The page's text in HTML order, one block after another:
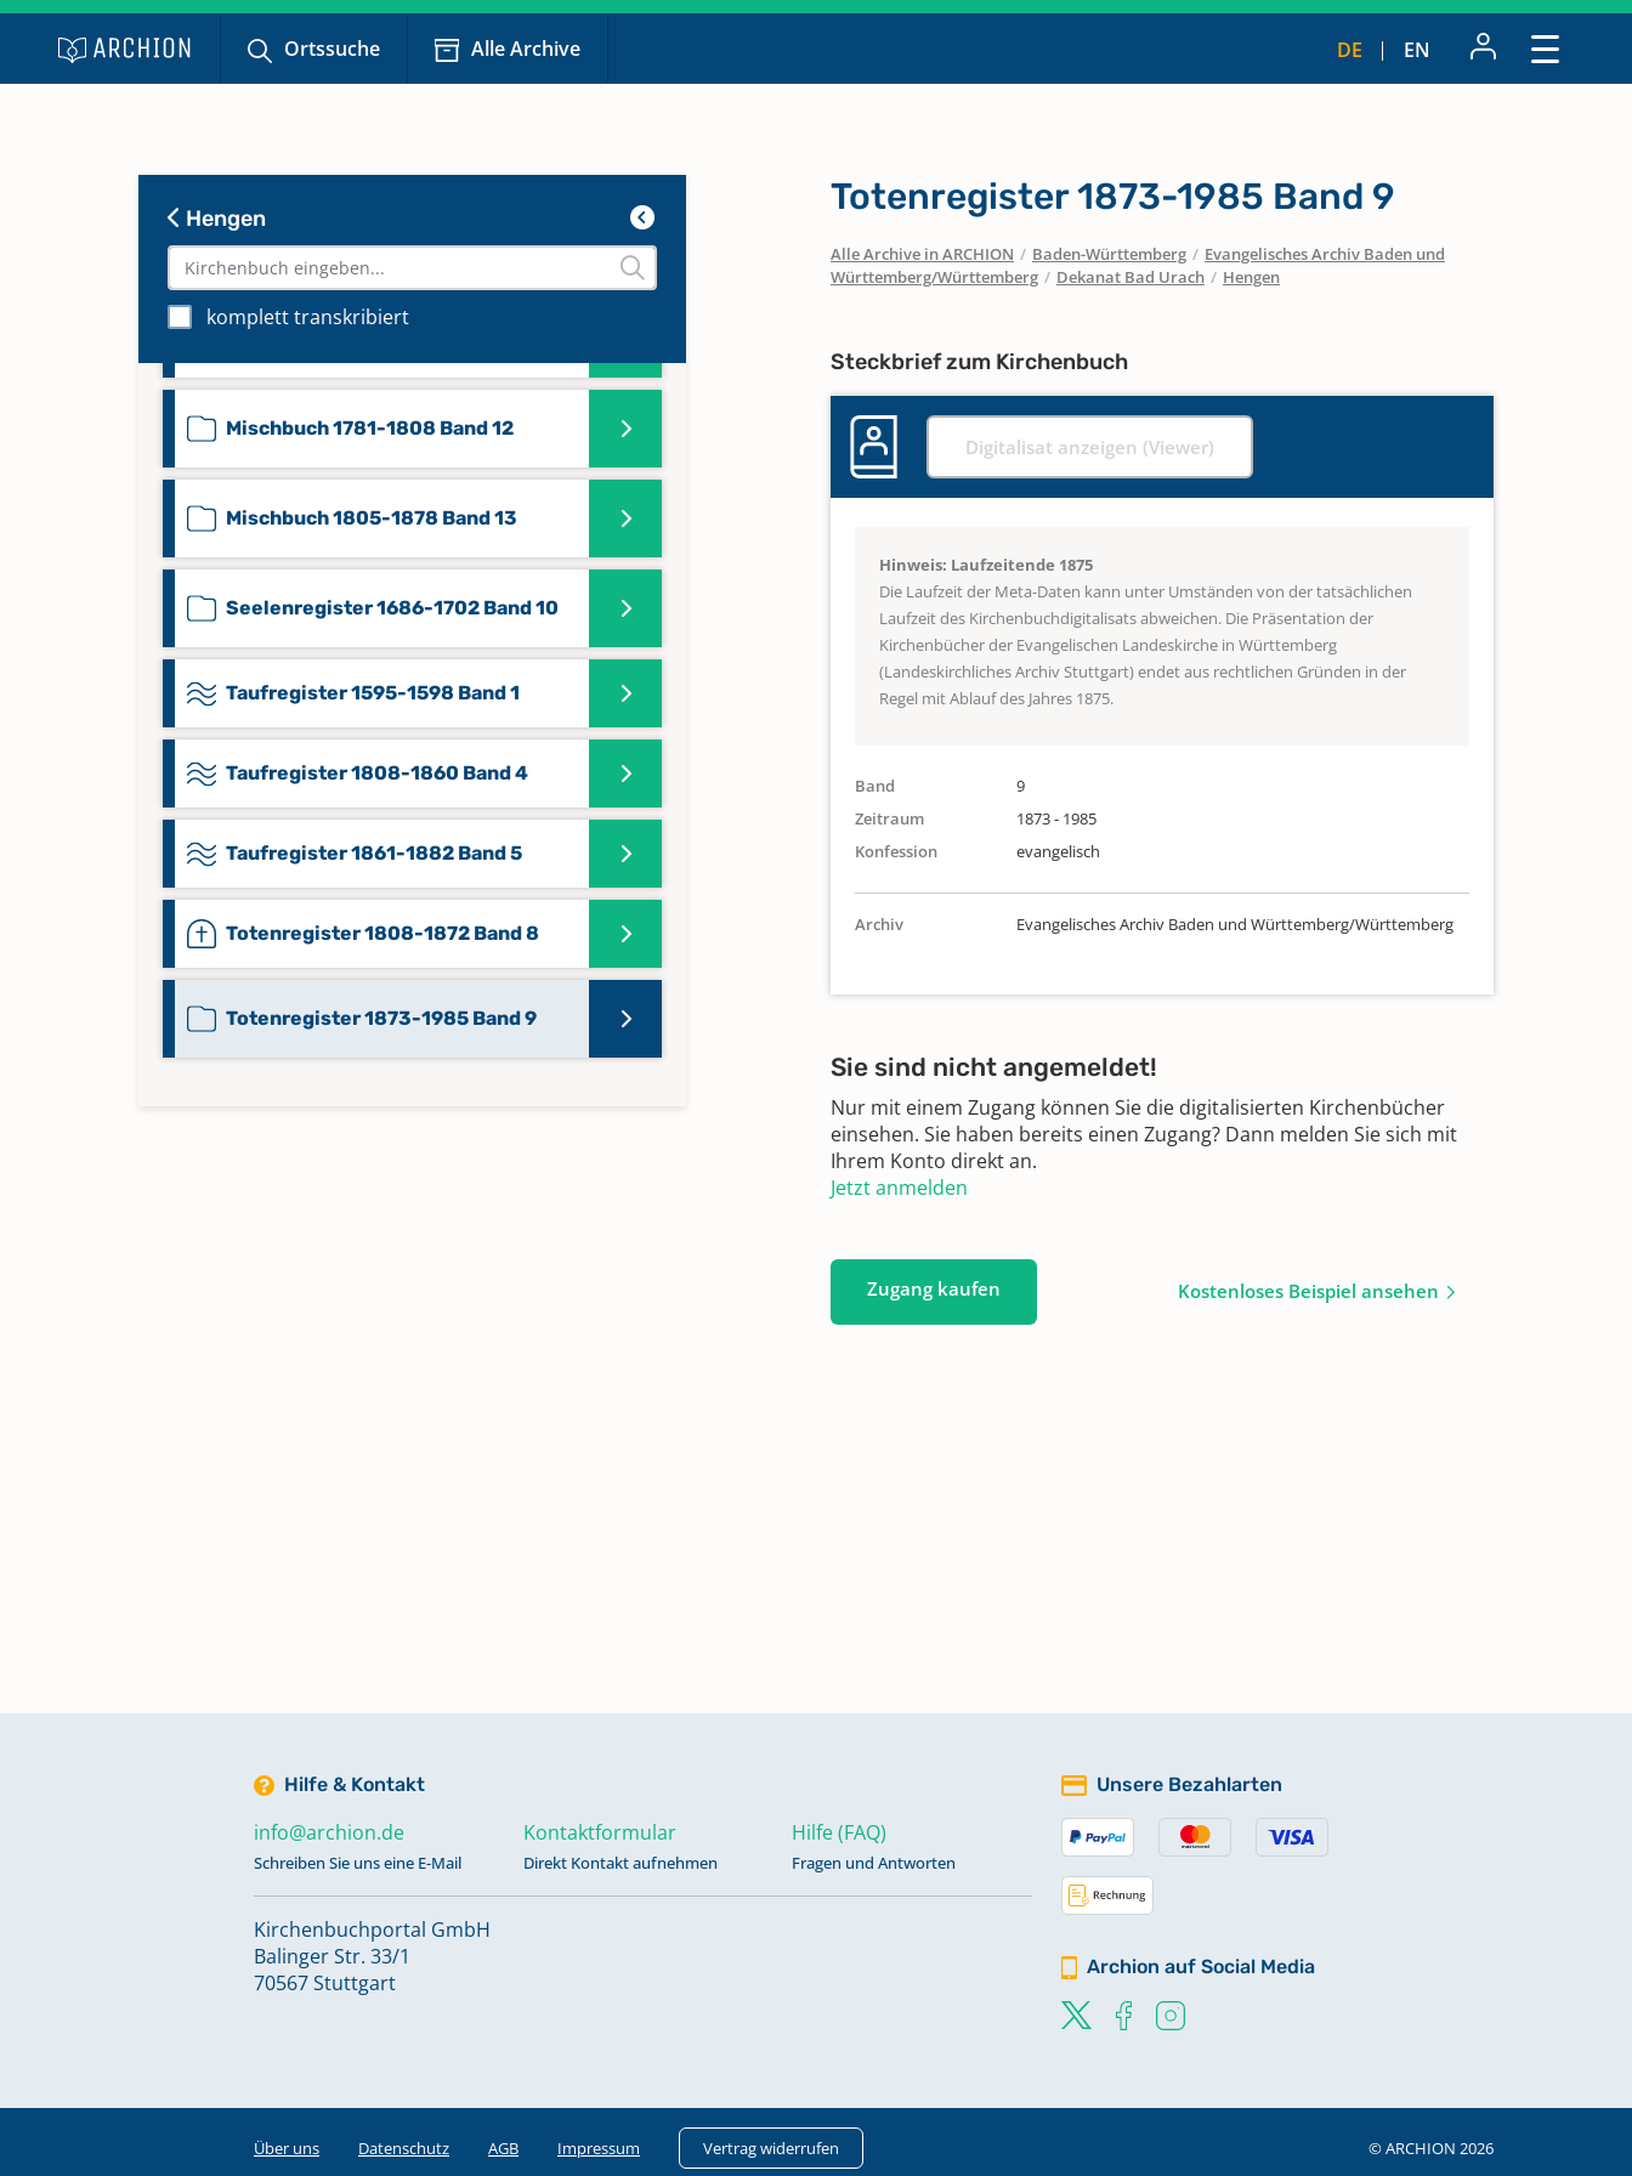
Ortssuche Alle Archive DE EN
Hengen
komplett transkribiert
Familienregister 1868 Band 16
Mischbuch 1735-1782 Band 11
Mischbuch 1781-1808 Band 12
Mischbuch 1805-1878 Band 13
Seelenregister 1686-1702 Band 10
Taufregister 1595-1598 Band 1
Taufregister 1808-1860 Band 4
Taufregister 1861-1882 Band 5
Totenregister 1808-1872 Band 8
Totenregister 1873-1985 Band 9
Totenregister 1873-1985 Band 9
Alle Archive in ARCHION / Baden-Württemberg / Evangelisches Archiv Baden und
Württemberg/Württemberg / Dekanat Bad Urach / Hengen
Steckbrief zum Kirchenbuch
Digitalisat anzeigen (Viewer)
Hinweis: Laufzeitende 1875
Die Laufzeit der Meta-Daten kann unter Umständen von der tatsächlichen
Laufzeit des Kirchenbuchdigitalisats abweichen. Die Präsentation der
Kirchenbücher der Evangelischen Landeskirche in Württemberg
(Landeskirchliches Archiv Stuttgart) endet aus rechtlichen Gründen in der
Regel mit Ablauf des Jahres 1875.
Band
9
Zeitraum
1873 - 1985
Konfession
evangelisch
Archiv Evangelisches Archiv Baden und Württemberg/Württemberg
Sie sind nicht angemeldet!
Nur mit einem Zugang können Sie die digitalisierten Kirchenbücher
einsehen. Sie haben bereits einen Zugang? Dann melden Sie sich mit
Ihrem Konto direkt an.
Jetzt anmelden
Zugang kaufen Kostenloses Beispiel ansehen
Hilfe & Kontakt
info@archion.de
Schreiben Sie uns eine E-Mail
Kontaktformular
Direkt Kontakt aufnehmen
Hilfe (FAQ)
Fragen und Antworten
Kirchenbuchportal GmbH
Balinger Str. 33/1
70567 Stuttgart
Unsere Bezahlarten
Archion auf Social Media
Über uns Datenschutz AGB Impressum Vertrag widerrufen © ARCHION 2026